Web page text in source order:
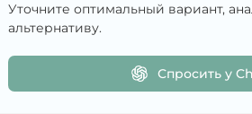
Уточните оптимальный вариант,
альтернативу.
Спросить у